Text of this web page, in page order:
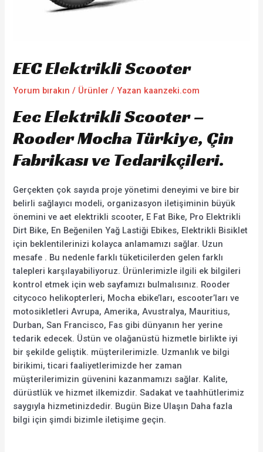
EEC Elektrikli Scooter
Yorum bırakın / Ürünler / Yazan kaanzeki.com
Eec Elektrikli Scooter –
Rooder Mocha Türkiye, Çin
Fabrikası ve Tedarikçileri.
Gerçekten çok sayıda proje yönetimi deneyimi ve bire bir
belirli sağlayıcı modeli, organizasyon iletişiminin büyük
önemini ve aet elektrikli scooter, E Fat Bike, Pro Elektrikli
Dirt Bike, En Beğenilen Yağ Lastiği Ebikes, Elektrikli Bisiklet
için beklentilerinizi kolayca anlamamızı sağlar. Uzun
mesafe . Bu nedenle farklı tüketicilerden gelen farklı
talepleri karşılayabiliyoruz. Ürünlerimizle ilgili ek bilgileri
kontrol etmek için web sayfamızı bulmalısınız. Rooder
citycoco helikopterleri, Mocha ebike’ları, escooter’ları ve
motosikletleri Avrupa, Amerika, Avustralya, Mauritius,
Durban, San Francisco, Fas gibi dünyanın her yerine
tedarik edecek. Üstün ve olağanüstü hizmetle birlikte iyi
bir şekilde geliştik. müşterilerimizle. Uzmanlık ve bilgi
birikimi, ticari faaliyetlerimizde her zaman
müşterilerimizin güvenini kazanmamızı sağlar. Kalite,
dürüstlük ve hizmet ilkemizdir. Sadakat ve taahhütlerimiz
saygıyla hizmetinizdedir. Bugün Bize Ulaşın Daha fazla
bilgi için şimdi bizimle iletişime geçin.